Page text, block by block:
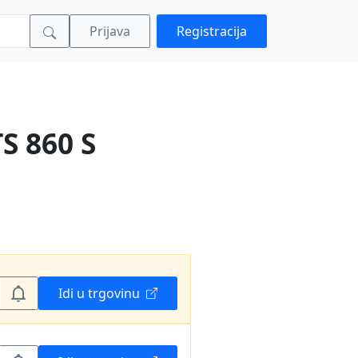
Prijava Registracija
860 S
Idi u trgovinu